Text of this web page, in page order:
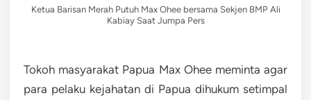
Ketua Barisan Merah Putuh Max Ohee bersama Sekjen BMP Ali
Kabiay Saat Jumpa Pers
Tokoh masyarakat Papua Max Ohee meminta agar
para pelaku kejahatan di Papua dihukum setimpal